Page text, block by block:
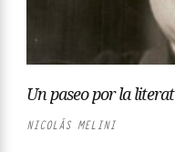
Un paseo por la
NICOLÁS MELINI